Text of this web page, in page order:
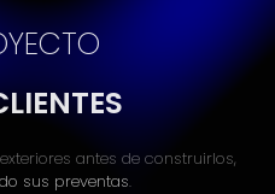
antes de construirlos,
sus preventas.